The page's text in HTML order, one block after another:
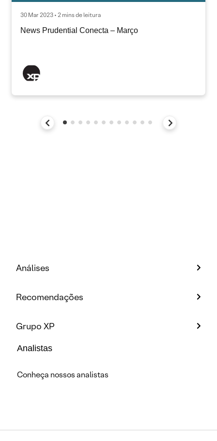
30 Mar 2023 • 2 mins de leitura
News Prudential Conecta – Março
Análises
Recomendações
Grupo XP
Analistas
Conheça nossos analistas